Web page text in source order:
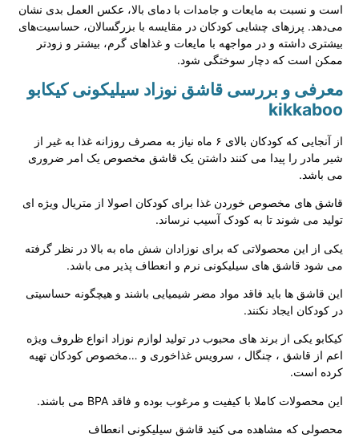
است و نسبت به مایعات و جامدات با دمای بالا، عکس العمل بدی نشان
می‌دهد. پرزهای چشایی کودکان در مقایسه با بزرگسالان، حساسیت‌های
بیشتری داشته و در مواجهه با مایعات و غذاهای گرم، بیشتر و زودتر
ممکن است که دچار سوختگی شود.
معرفی و بررسی قاشق نوزاد سیلیکونی کیکابو
kikkaboo
از آنجایی که کودکان بالای ۶ ماه نیاز به مصرف روزانه غذا به غیر از
شیر مادر را پیدا می کنند داشتن یک قاشق مخصوص یک امر ضروری
می باشد.
قاشق های مخصوص خوردن غذا برای کودکان اصولا از متریال ویژه ای
تولید می شوند تا به کودک آسیب نرساند.
یکی از این محصولاتی که برای نوزادان شش ماه به بالا در نظر گرفته
می شود قاشق های سیلیکونی نرم و انعطاف پذیر می باشد.
این قاشق ها باید فاقد مواد مضر شیمیایی باشند و هیچگونه حساسیتی
در کودکان ایجاد نکنند.
کیکابو یکی از برند های محبوب در تولید لوازم نوزاد انواع ظروف ویژه
اعم از قاشق ، چنگال ، سرویس غذاخوری و …مخصوص کودکان تهیه
کرده است.
این محصولات کاملا با کیفیت و مرغوب بوده و فاقد BPA می باشند.
محصولی که مشاهده می کنید قاشق سیلیکونی انعطاف